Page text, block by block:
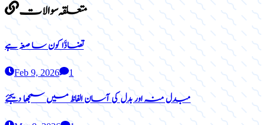
متعلقہ سوالات
تضادَّا کون سا صغہ ہے
Feb 9, 2026 1
مبدل منہ اور بدل کی آسان الفاظ میں سمجھا دیجئے